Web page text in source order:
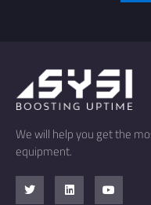
We will help you get the
equipment.